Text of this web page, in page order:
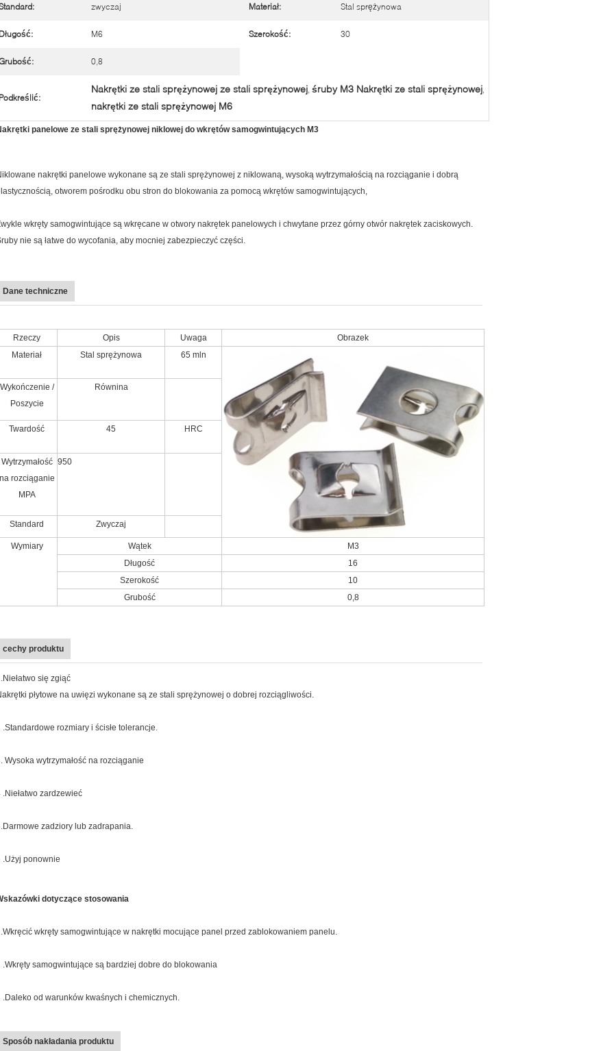
zwyczaj Materiał: Stal sprężynowa
M6 Szerokość: 30
0,8
Nakrętki ze stali sprężynowej ze stali sprężynowej, śruby M3 Nakrętki ze stali sprężynowej,
nakrętki ze stali sprężynowej M6
panelowe ze stali sprężynowej niklowej do wkrętów samogwintujących M3
nakrętki panelowe wykonane są ze stali sprężynowej z niklowaną, wysoką wytrzymałością na rozciąganie i dobrą
otworem pośrodku obu stron do blokowania za pomocą wkrętów samogwintujących,
wkręty samogwintujące są wkręcane w otwory nakrętek panelowych i chwytane przez górny otwór nakrętek zaciskowych.
nie są łatwe do wycofania, aby mocniej zabezpieczyć części.
Dane techniczne
Rzeczy Opis Uwaga
Obrazek
Materiał
Stal sprężynowa 65 mln
Wykończenie /
Poszycie
Równina
Twardość 45 HRC
Wytrzymałość
rozciąganie
MPA
950
Standard Zwyczaj
Wymiary Wątek
M3
Długość
16
Szerokość
10
Grubość
0,8
cechy produktu
się zgiąć
płytowe na uwięzi wykonane są ze stali sprężynowej o dobrej rozciągliwości.
.Standardowe rozmiary i ścisłe tolerancje.
Wysoka wytrzymałość na rozciąganie
.Niełatwo zardzewieć
zadziory lub zadrapania.
.Użyj ponownie
dotyczące stosowania
wkręty samogwintujące w nakrętki mocujące panel przed zablokowaniem panelu.
.Wkręty samogwintujące są bardziej dobre do blokowania
.Daleko od warunków kwaśnych i chemicznych.
Sposób nakładania produktu